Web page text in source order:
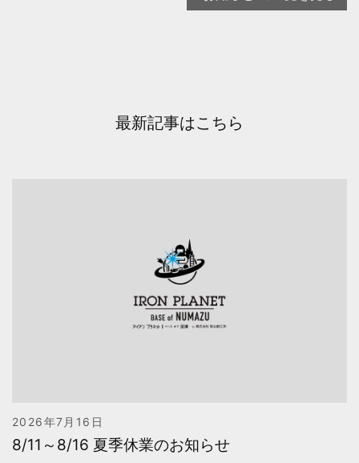
最新記事はこちら
2026年7月16日
8/11～8/16 夏季休業のお知らせ